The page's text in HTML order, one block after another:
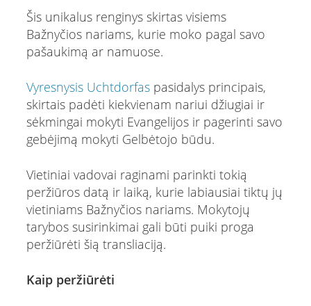
Šis unikalus renginys skirtas visiems
Bažnyčios nariams, kurie moko pagal savo
pašaukimą ar namuose.
Vyresnysis Uchtdorfaspasidalys principais,
skirtais padėti kiekvienam nariui džiugiai ir
sėkmingai mokyti Evangelijos ir pagerinti savo
gebėjimą mokyti Gelbėtojo būdu.
Vietiniai vadovai raginami parinkti tokią
peržiūros datą ir laiką, kurie labiausiai tiktų jų
vietiniams Bažnyčios nariams. Mokytojų
tarybos susirinkimai gali būti puiki proga
peržiūrėti šią transliaciją.
Kaip peržiūrėti